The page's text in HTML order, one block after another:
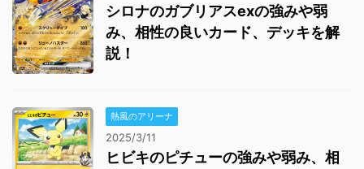
シロナのガブリアスexの強みや弱
み、相性の良いカード、デッキを解
説！
熱風のアリーナ
2025/3/11
ヒビキのピチューの強みや弱み、相